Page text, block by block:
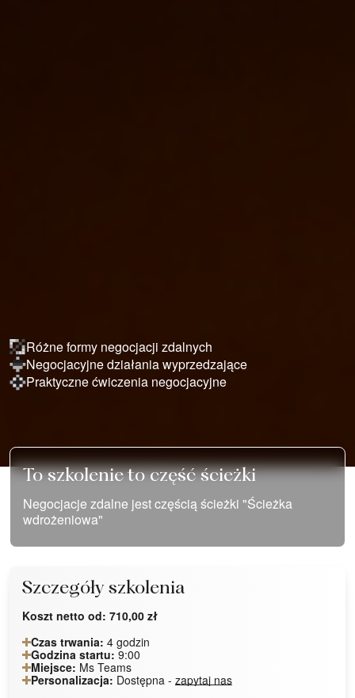
Różne formy negocjacji zdalnych
Negocjacyjne działania wyprzedzające
Praktyczne ćwiczenia negocjacyjne
To szkolenie to część ścieżki
Negocjacje zdalne jest częścią ścieżki "Ścieżka
wdrożeniowa"
Szczegóły szkolenia
Koszt netto od: 710,00 zł
Czas trwania: 4 godzin
Godzina startu: 9:00
Miejsce: Ms Teams
Personalizacja: Dostępna - zapytaj nas